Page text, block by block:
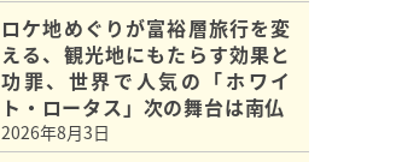
ロケ地めぐりが富裕層旅行を変
える、観光地にもたらす効果と
功罪、世界で人気の「ホワイ
ト・ロータス」次の舞台は南仏
2026年8月3日